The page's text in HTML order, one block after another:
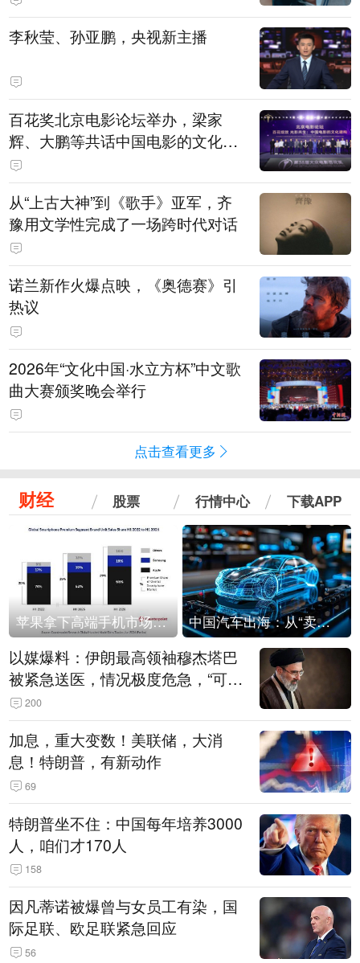
白，主演均为广州本土演员
李秋莹、孙亚鹏，央视新主播
百花奖北京电影论坛举办，梁家
辉、大鹏等共话中国电影的文化建
构
从“上古大神”到《歌手》亚军，齐
豫用文学性完成了一场跨时代对话
诺兰新作火爆点映，《奥德赛》引
热议
2026年“文化中国·水立方杯”中文歌
曲大赛颁奖晚会举行
点击查看更多
财经 股票 行情中心 下载APP
苹果拿下高端手机市场65%的份额：iPhone 17系列功不可没 中国汽车出海：从“卖出去”到“走进去”
以媒爆料：伊朗最高领袖穆杰塔巴
被紧急送医，情况极度危急，“可能
随时会死去”
200
加息，重大变数！美联储，大消
息！特朗普，有新动作
69
特朗普坐不住：中国每年培养3000
人，咱们才170人
158
因凡蒂诺被爆曾与女员工有染，国
际足联、欧足联紧急回应
56